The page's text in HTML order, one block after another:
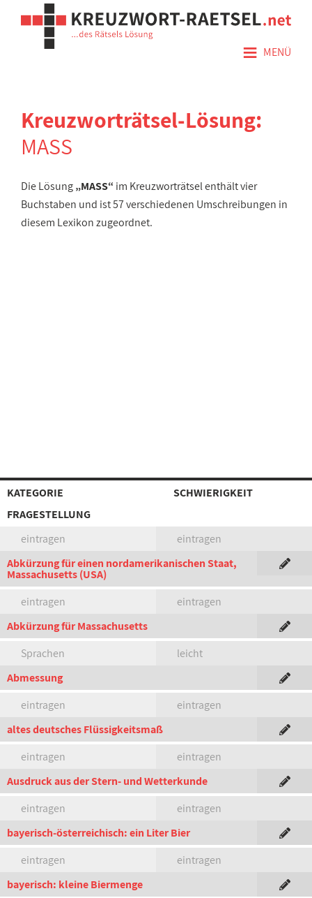
≡ MENÜ
Kreuzworträtsel-Lösung:
MASS
Die Lösung„MASS“ im Kreuzworträtsel enthält vier
Buchstaben und ist 57 verschiedenen Umschreibungen in
diesem Lexikon zugeordnet.
KATEGORIE
SCHWIERIGKEIT
FRAGESTELLUNG
eintragen
eintragen
Abkürzung für einen nordamerikanischen Staat,
Massachusetts (USA)
eintragen
eintragen
Abkürzung für Massachusetts
Sprachen
leicht
Abmessung
eintragen
eintragen
altes deutsches Flüssigkeitsmaß
eintragen
eintragen
Ausdruck aus der Stern- und Wetterkunde
eintragen
eintragen
bayerisch-österreichisch: ein Liter Bier
eintragen
eintragen
bayerisch: kleine Biermenge